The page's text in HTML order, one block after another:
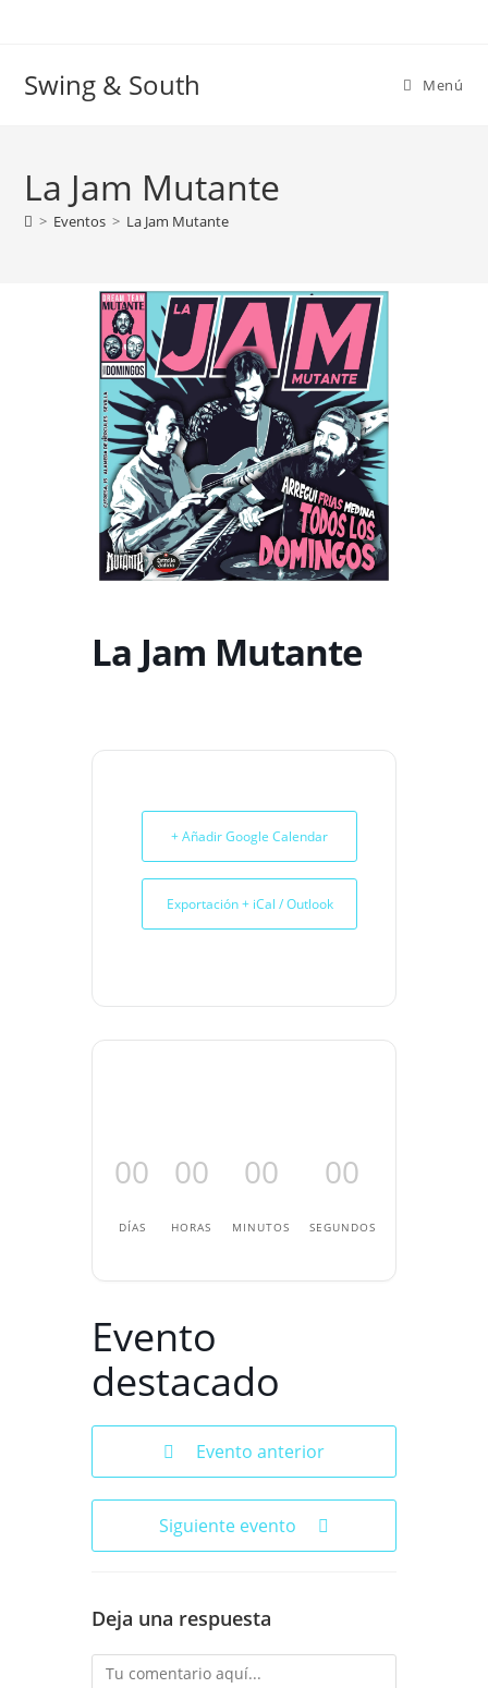
Swing & South Menú
La Jam Mutante
> Eventos > La Jam Mutante
La Jam Mutante
+ Añadir Google Calendar
Exportación + iCal / Outlook
00
DÍAS
00
HORAS
00
MINUTOS
00
SEGUNDOS
Evento
destacado
Evento anterior
Siguiente evento
Deja una respuesta
Comentario